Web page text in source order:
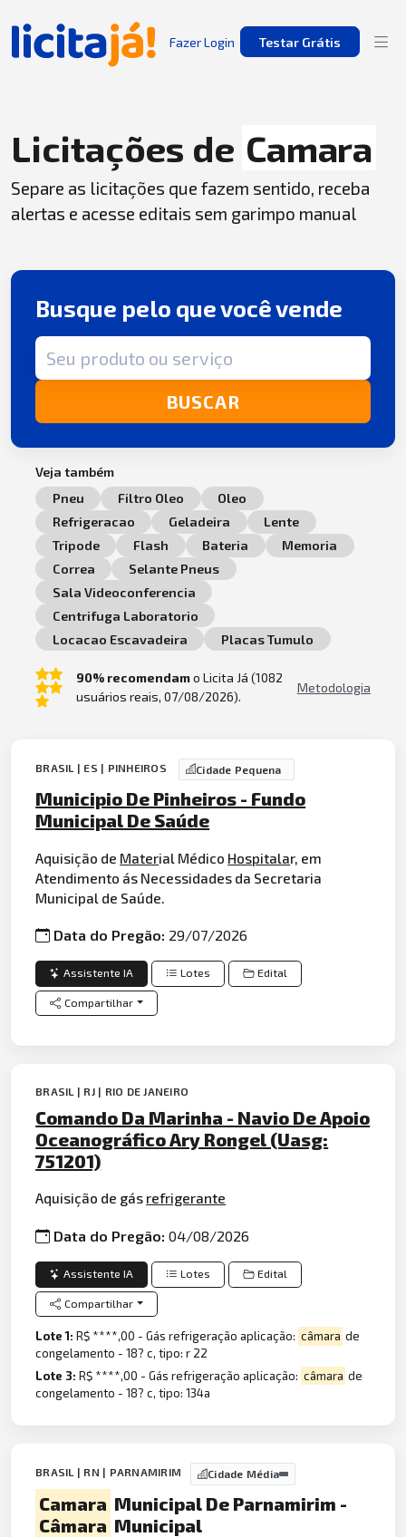
Fazer Login Testar Grátis
Licitações de Camara
Separe as licitações que fazem sentido, receba
alertas e acesse editais sem garimpo manual
Busque pelo que você vende
Termo de busca
BUSCAR
Veja também
Pneu
Filtro Oleo
Oleo
Refrigeracao
Geladeira
Lente
Tripode
Flash Bateria
Memoria
Correa
Selante Pneus
Sala Videoconferencia
Centrifuga Laboratorio
Locacao Escavadeira
Placas Tumulo
90% recomendamo Licita Já (1082
usuários reais, 07/08/2026).
Metodologia
BRASIL | ES | PINHEIROS Cidade Pequena
Municipio De Pinheiros - Fundo
Municipal De Saúde
Aquisição de Material Médico Hospitalar, em
Atendimento ás Necessidades da Secretaria
Municipal de Saúde.
Data do Pregão: 29/07/2026
Assistente IA Lotes Edital
Compartilhar
BRASIL | RJ | RIO DE JANEIRO
Comando Da Marinha - Navio De Apoio
Oceanográfico Ary Rongel (Uasg:
751201)
Aquisição de gás refrigerante
Data do Pregão:04/08/2026
Assistente IA Lotes Edital
Compartilhar
Lote 1:R$ ****,00 - Gás refrigeração aplicação: câmara de
congelamento - 18? c, tipo: r 22
Lote 3:R$ ****,00 - Gás refrigeração aplicação: câmara de
congelamento - 18? c, tipo: 134a
BRASIL | RN | PARNAMIRIM Cidade Média
Camara Municipal De Parnamirim -
Câmara Municipal